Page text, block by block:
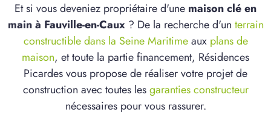
Et si vous deveniez propriétaire d'une maison clé en
main à Fauville-en-Caux? De la recherche d'un terrain
constructible dans la Seine Maritimeaux plans de
maison, et toute la partie financement, Résidences
Picardes vous propose de réaliser votre projet de
construction avec toutes lesgaranties constructeur
nécessaires pour vous rassurer.